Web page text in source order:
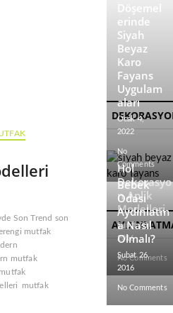
Son Trend son
mutfak
mutfak
mutfak
mutfak
Döşemel
erinde
Siyah
Beyaz
Karo
Fayans
Uygulam
aları
Ocak 4,
2022
No
Comments
Hol
Dekorasyo
n Aplik
Modelleri
Şubat 28,
2016
No Comments
Bebek
Odası
Aydınlatm
a Nasıl
Olmalı?
Şubat 26,
2016
No Comments